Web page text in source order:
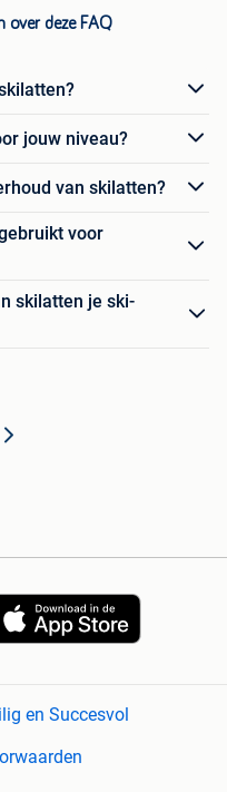
over deze FAQ
jouw niveau?
van skilatten?
voor
skilatten je ski-
en Succesvol